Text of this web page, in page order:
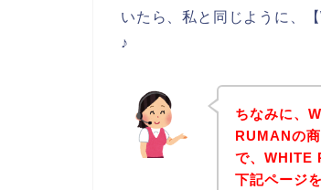
いたら、私と同じように、
♪
ちなみに、
RUMANの
で、WHITE
下記ページ